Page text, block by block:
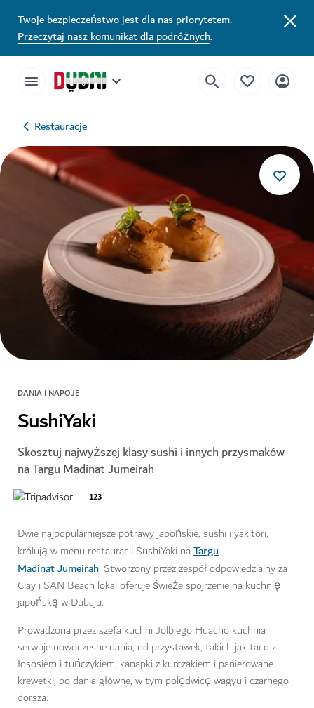
Twoje bezpieczeństwo jest dla nas priorytetem.
Przeczytaj nasz komunikat dla podróżnych.
Restauracje
DANIA I NAPOJE
SushiYaki
Skosztuj najwyższej klasy sushi i innych przysmaków
na Targu Madinat Jumeirah
123
Dwie najpopularniejsze potrawy japońskie, sushi i yakitori,
królują w menu restauracji SushiYaki na Targu
Madinat Jumeirah. Stworzony przez zespół odpowiedzialny za
Clay i SAN Beach lokal oferuje świeże spojrzenie na kuchnię
japońską w Dubaju.
Prowadzona przez szefa kuchni Jolbiego Huacho kuchnia
serwuje nowoczesne dania, od przystawek, takich jak taco z
łososiem i tuńczykiem, kanapki z kurczakiem i panierowane
krewetki, po dania główne, w tym polędwicę wagyu i czarnego
dorsza.